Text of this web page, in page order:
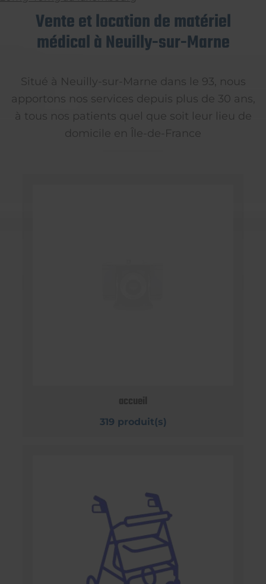
Vente et location de matériel
médical à Neuilly-sur-Marne
Situé à Neuilly-sur-Marne dans le 93, nous
apportons nos services depuis plus de 30 ans,
à tous nos patients quel que soit leur lieu de
domicile en Île-de-France
accueil
319 produit(s)